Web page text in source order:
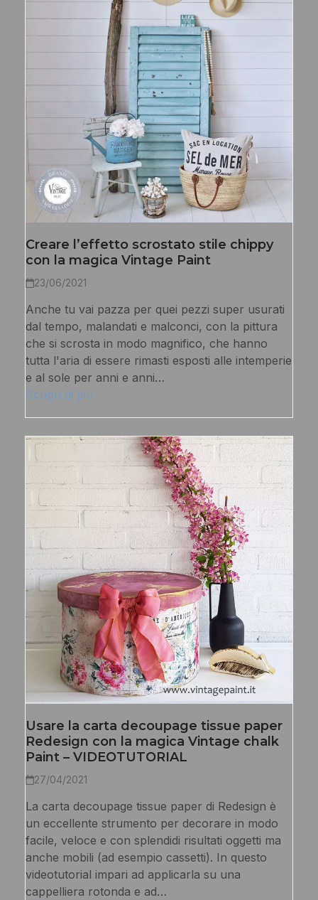
Creare l’effetto scrostato stile chippy
con la magica Vintage Paint
23/06/2021
Anche tu vai pazza per quei pezzi super usurati
dal tempo, malandati e malconci, con la pittura
che si scrosta in modo magnifico, che hanno
tutta l'aria di essere rimasti esposti alle intemperie
e al sole per anni e anni…
Scopri di più
Usare la carta decoupage tissue paper
Redesign con la magica Vintage chalk
Paint – VIDEOTUTORIAL
27/04/2021
La carta decoupage tissue paper di Redesign è
un eccellente strumento per decorare in modo
facile, veloce e con splendidi risultati oggetti ma
anche mobili (ad esempio cassetti). In questo
videotutorial impari ad applicarla su una
cappelliera rotonda e ad…